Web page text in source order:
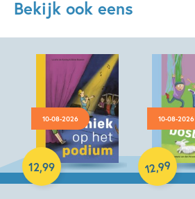
Bekijk ook eens
10-08-2026
12,99
Hardcover
10-08-2026
12,99
Hardcover